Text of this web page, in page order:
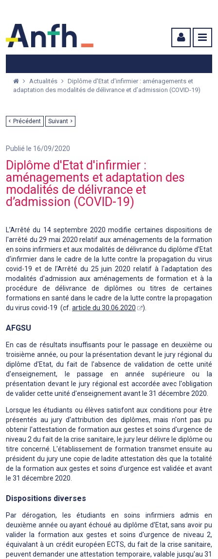
Actualités
Diplôme d'Etat d'infirmier : aménagements et
adaptation des modalités de délivrance et d’admission (COVID-19)
Précédent Suivant
Publié le 16/09/2020
Diplôme d'Etat d'infirmier :
aménagements et adaptation des
modalités de délivrance et
d’admission (COVID-19)
L’Arrêté du 14 septembre 2020 modifie certaines dispositions de
l'arrêté du 29 mai 2020 relatif aux aménagements de la formation
en soins infirmiers et aux modalités de délivrance du diplôme d'Etat
d'infirmier dans le cadre de la lutte contre la propagation du virus
covid-19 et de l’Arrêté du 25 juin 2020 relatif à l'adaptation des
modalités d'admission aux aménagements de formation et à la
procédure de délivrance de diplômes ou titres de certaines
formations en santé dans le cadre de la lutte contre la propagation
du virus covid-19 (cf. article du 30.06.2020 ).
AFGSU
En cas de résultats insuffisants pour le passage en deuxième ou
troisième année, ou pour la présentation devant le jury régional du
diplôme d'Etat, du fait de l'absence de validation de cette unité
d'enseignement, le passage en année supérieure ou la
présentation devant le jury régional est accordée avec l'obligation
de valider cette unité d'enseignement avant le 31 décembre 2020.
Lorsque les étudiants ou élèves satisfont aux conditions pour être
présentés au jury d'attribution des diplômes, mais n'ont pas pu
obtenir l'attestation de formation aux gestes et soins d'urgence de
niveau 2 du fait de la crise sanitaire, le jury leur délivre le diplôme ou
titre concerné. L'établissement de formation transmet ensuite au
président du jury une copie de ladite attestation dès que la totalité
de la formation aux gestes et soins d'urgence est validée et avant
le 31 décembre 2020.
Dispositions diverses
Par dérogation, les étudiants en soins infirmiers admis en
deuxième année ou ayant échoué au diplôme d'Etat, sans avoir pu
valider la formation aux gestes et soins d'urgence de niveau 2,
équivalant à un crédit européen ECTS, du fait de la crise sanitaire,
peuvent demander une attestation temporaire, valable jusqu'au 31